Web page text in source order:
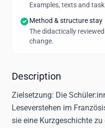
Examples, texts and
Method & structure stay
The didactically
change.
Description
Zielsetzung: Die
Leseverstehen im
sie eine Kurzgeschichte